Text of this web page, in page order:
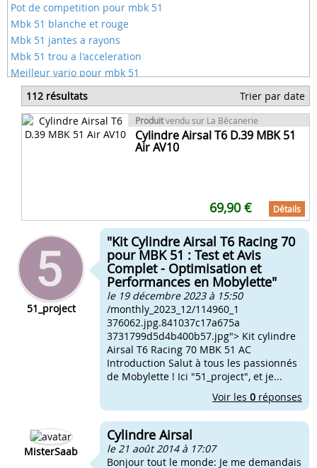
Pot de competition pour mbk 51
Mbk 51 blanche et rouge
Mbk 51 jantes a rayons
Mbk 51 trou a l'acceleration
Meilleur vario pour mbk 51
Moteur de mobylette mbk 51
Numero de cadre mbk 51
Piece de mobylette mbk 51
51 club vr mbk
112 résultats Trier par date
Produitvendu sur La Bécanerie
Cylindre Airsal T6 D.39 MBK 51
Air AV10
69,90 € Détails
51_project
"Kit Cylindre Airsal T6 Racing 70
pour MBK 51 : Test et Avis
Complet - Optimisation et
Performances en Mobylette"
le 19 décembre 2023 à 15:50
/monthly_2023_12/114960_1
376062.jpg.841037c17a675a
3731799d5d4b400b57.jpg"> Kit cylindre
Airsal T6 Racing 70 MBK 51 AC
Introduction Salut à tous les passionnés
de Mobylette ! Ici "51_project", et je...
Voir les 0 réponses
MisterSaab
Cylindre Airsal
le 21 août 2014 à 17:07
Bonjour tout le monde: Je me demandais